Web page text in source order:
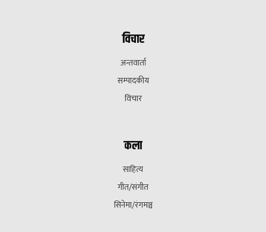
विचार
अन्तवार्ता
सम्पादकीय
विचार
कला
साहित्य
गीत/संगीत
सिनेमा/रंगमञ्च